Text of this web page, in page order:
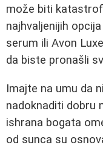
može biti
najhvaljenijih
serum ili Avon
da biste pronašli
Imajte na umu da
nadoknaditi dobru
ishrana bogata
od sunca su